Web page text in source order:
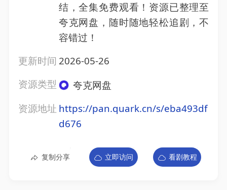
结，全集免费观看！资源已整理至
夸克网盘，随时随地轻松追剧，不
容错过！
更新时间 2026-05-26
资源类型
夸克网盘
资源地址 https://pan.quark.cn/s/eba493df
d676
复制分享 立即访问 看剧教程